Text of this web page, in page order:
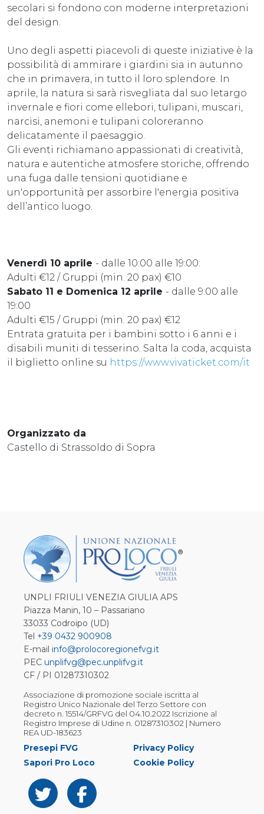
secolari si fondono con moderne interpretazioni
del design.
Uno degli aspetti piacevoli di queste iniziative è la
possibilità di ammirare i giardini sia in autunno
che in primavera, in tutto il loro splendore. In
aprile, la natura si sarà risvegliata dal suo letargo
invernale e fiori come ellebori, tulipani, muscari,
narcisi, anemoni e tulipani coloreranno
delicatamente il paesaggio.
Gli eventi richiamano appassionati di creatività,
natura e autentiche atmosfere storiche, offrendo
una fuga dalle tensioni quotidiane e
un'opportunità per assorbire l'energia positiva
dell’antico luogo.
Venerdì 10 aprile - dalle 10:00 alle 19:00:
Adulti €12 / Gruppi (min. 20 pax) €10
Sabato 11 e Domenica 12 aprile - dalle 9:00 alle
19:00
Adulti €15 / Gruppi (min. 20 pax) €12
Entrata gratuita per i bambini sotto i 6 anni e i
disabili muniti di tesserino. Salta la coda, acquista
il biglietto online su https://www.vivaticket.com/it
Organizzato da
Castello di Strassoldo di Sopra
UNPLI FRIULI VENEZIA GIULIA APS
Piazza Manin, 10 – Passariano
33033 Codroipo (UD)
Tel +39 0432 900908
E-mail info@prolocoregionefvg.it
PEC unplifvg@pec.unplifvg.it
CF / PI 01287310302
Associazione di promozione sociale iscritta al
Registro Unico Nazionale del Terzo Settore con
decreto n. 15514/GRFVG del 04.10.2022 Iscrizione al
Registro Imprese di Udine n. 01287310302 | Numero
REA UD-183623
Presepi FVG
Sapori Pro Loco
Privacy Policy
Cookie Policy